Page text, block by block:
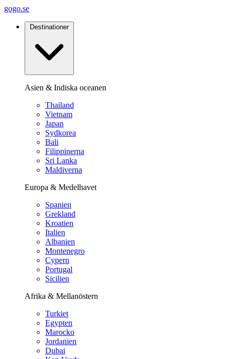
gogo.se
Destinationer
Asien & Indiska oceanen
Thailand
Vietnam
Japan
Sydkorea
Bali
Filippinerna
Sri Lanka
Maldiverna
Europa & Medelhavet
Spanien
Grekland
Kroatien
Italien
Albanien
Montenegro
Cypern
Portugal
Sicilien
Afrika & Mellanöstern
Turkiet
Egypten
Marocko
Jordanien
Dubai